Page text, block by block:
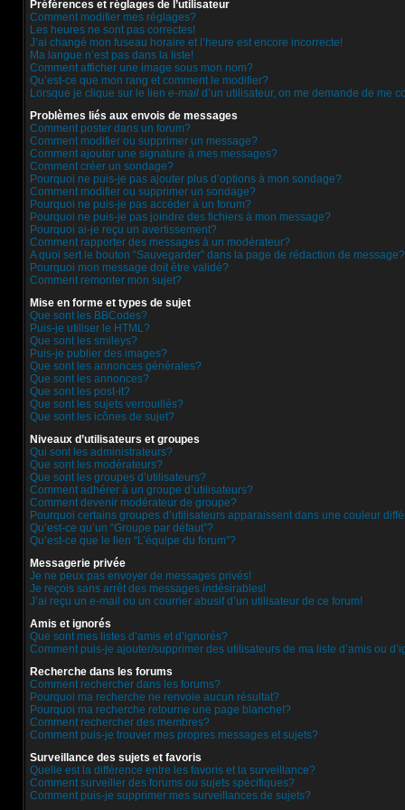
Préférences et réglages de l’utilisateur
Comment modifier mes réglages?
Les heures ne sont pas correctes!
J’ai changé mon fuseau horaire et l’heure est encore incorrecte!
Ma langue n’est pas dans la liste!
Comment afficher une image sous mon nom?
Qu’est-ce que mon rang et comment le modifier?
Lorsque je clique sur le lien e-mail d’un utilisateur, on me demande de me
Problèmes liés aux envois de messages
Comment poster dans un forum?
Comment modifier ou supprimer un message?
Comment ajouter une signature à mes messages?
Comment créer un sondage?
Pourquoi ne puis-je pas ajouter plus d’options à mon sondage?
Comment modifier ou supprimer un sondage?
Pourquoi ne puis-je pas accéder à un forum?
Pourquoi ne puis-je pas joindre des fichiers à mon message?
Pourquoi ai-je reçu un avertissement?
Comment rapporter des messages à un modérateur?
A quoi sert le bouton “Sauvegarder” dans la page de rédaction de message?
Pourquoi mon message doit être validé?
Comment remonter mon sujet?
Mise en forme et types de sujet
Que sont les BBCodes?
Puis-je utiliser le HTML?
Que sont les smileys?
Puis-je publier des images?
Que sont les annonces générales?
Que sont les annonces?
Que sont les post-it?
Que sont les sujets verrouillés?
Que sont les icônes de sujet?
Niveaux d’utilisateurs et groupes
Qui sont les administrateurs?
Que sont les modérateurs?
Que sont les groupes d’utilisateurs?
Comment adhérer à un groupe d’utilisateurs?
Comment devenir modérateur de groupe?
Pourquoi certains groupes d’utilisateurs apparaissent dans une couleur
Qu’est-ce qu’un “Groupe par défaut”?
Qu’est-ce que le lien “L’équipe du forum”?
Messagerie privée
Je ne peux pas envoyer de messages privés!
Je reçois sans arrêt des messages indésirables!
J’ai reçu un e-mail ou un courrier abusif d’un utilisateur de ce forum!
Amis et ignorés
Que sont mes listes d’amis et d’ignorés?
Comment puis-je ajouter/supprimer des utilisateurs de ma liste d’amis ou
Recherche dans les forums
Comment rechercher dans les forums?
Pourquoi ma recherche ne renvoie aucun résultat?
Pourquoi ma recherche retourne une page blanche!?
Comment rechercher des membres?
Comment puis-je trouver mes propres messages et sujets?
Surveillance des sujets et favoris
Quelle est la différence entre les favoris et la surveillance?
Comment surveiller des forums ou sujets spécifiques?
Comment puis-je supprimer mes surveillances de sujets?